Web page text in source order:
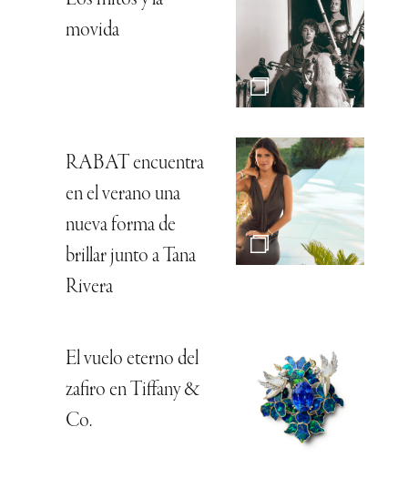
movida
RABAT encuentra
en el verano una
nueva forma de
brillar junto a Tana
Rivera
El vuelo eterno del
zafiro en Tiffany &
Co.